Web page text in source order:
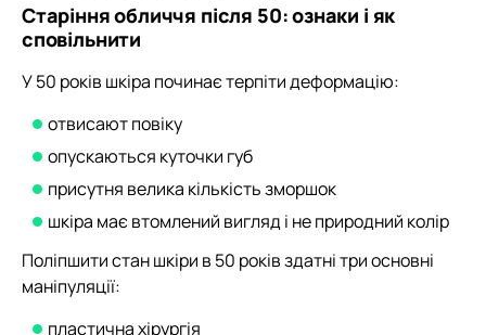
Старіння обличчя після 50: ознаки і як
сповільнити
У 50 років шкіра починає терпіти деформацію:
отвисают повіку
опускаються куточки губ
присутня велика кількість зморшок
шкіра має втомлений вигляд і не природний колір
Поліпшити стан шкіри в 50 років здатні три основні
маніпуляції:
пластична хірургія